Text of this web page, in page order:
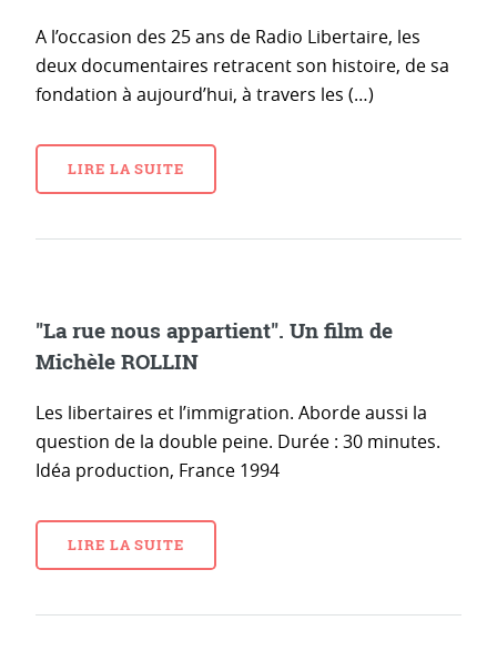
A l’occasion des 25 ans de Radio Libertaire, les
deux documentaires retracent son histoire, de sa
fondation à aujourd’hui, à travers les (…)
LIRE LA SUITE
"La rue nous appartient". Un film de
Michèle ROLLIN
Les libertaires et l’immigration. Aborde aussi la
question de la double peine. Durée : 30 minutes.
Idéa production, France 1994
LIRE LA SUITE